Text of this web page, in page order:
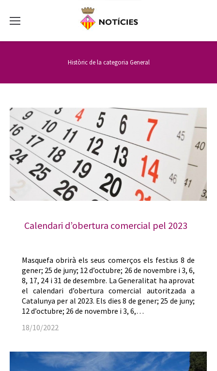
Històric de la categoria General
Calendari d’obertura comercial pel 2023
Masquefa obrirà els seus comerços els festius 8 de
gener; 25 de juny; 12 d’octubre; 26 de novembre i 3, 6,
8, 17, 24 i 31 de desembre. La Generalitat ha aprovat
el calendari d’obertura comercial autoritzada a
Catalunya per al 2023. Els dies 8 de gener; 25 de juny;
12 d’octubre; 26 de novembre i 3, 6,…
18/10/2022